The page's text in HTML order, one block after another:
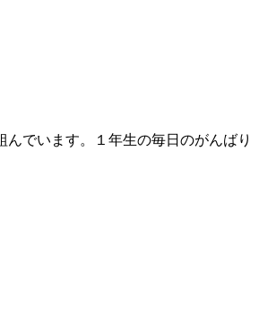
でいます。１年生の毎日のがんばり